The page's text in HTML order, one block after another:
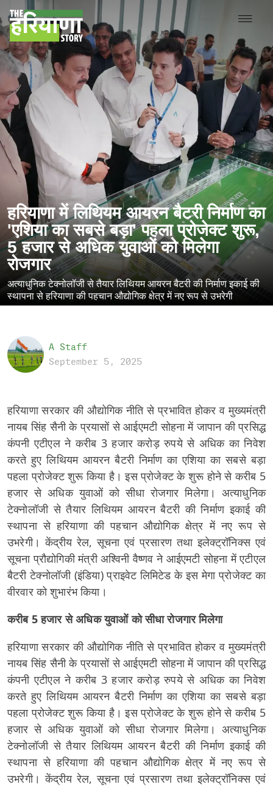
हरियाणा में लिथियम आयरन बैटरी निर्माण का
'एशिया का सबसे बड़ा' पहला प्रोजेक्ट शुरू,
5 हजार से अधिक युवाओं को मिलेगा
रोजगार
अत्याधुनिक टेक्नोलॉजी से तैयार लिथियम आयरन बैटरी की निर्माण इकाई की
स्थापना से हरियाणा की पहचान औद्योगिक क्षेत्र में नए रूप से उभरेगी
A Staff
September 5, 2025
हरियाणा सरकार की औद्योगिक नीति से प्रभावित होकर व मुख्यमंत्री
नायब सिंह सैनी के प्रयासों से आईएमटी सोहना में जापान की प्रसिद्ध
कंपनी एटीएल ने करीब 3 हजार करोड़ रुपये से अधिक का निवेश
करते हुए लिथियम आयरन बैटरी निर्माण का एशिया का सबसे बड़ा
पहला प्रोजेक्ट शुरू किया है। इस प्रोजेक्ट के शुरू होने से करीब 5
हजार से अधिक युवाओं को सीधा रोजगार मिलेगा। अत्याधुनिक
टेक्नोलॉजी से तैयार लिथियम आयरन बैटरी की निर्माण इकाई की
स्थापना से हरियाणा की पहचान औद्योगिक क्षेत्र में नए रूप से
उभरेगी। केंद्रीय रेल, सूचना एवं प्रसारण तथा इलेक्ट्रॉनिक्स एवं
सूचना प्रौद्योगिकी मंत्री अश्विनी वैष्णव ने आईएमटी सोहना में एटीएल
बैटरी टेक्नोलॉजी (इंडिया) प्राइवेट लिमिटेड के इस मेगा प्रोजेक्ट का
वीरवार को शुभारंभ किया।
करीब 5 हजार से अधिक युवाओं को सीधा रोजगार मिलेगा
हरियाणा सरकार की औद्योगिक नीति से प्रभावित होकर व मुख्यमंत्री
नायब सिंह सैनी के प्रयासों से आईएमटी सोहना में जापान की प्रसिद्ध
कंपनी एटीएल ने करीब 3 हजार करोड़ रुपये से अधिक का निवेश
करते हुए लिथियम आयरन बैटरी निर्माण का एशिया का सबसे बड़ा
पहला प्रोजेक्ट शुरू किया है। इस प्रोजेक्ट के शुरू होने से करीब 5
हजार से अधिक युवाओं को सीधा रोजगार मिलेगा। अत्याधुनिक
टेक्नोलॉजी से तैयार लिथियम आयरन बैटरी की निर्माण इकाई की
स्थापना से हरियाणा की पहचान औद्योगिक क्षेत्र में नए रूप से
उभरेगी। केंद्रीय रेल, सूचना एवं प्रसारण तथा इलेक्ट्रॉनिक्स एवं